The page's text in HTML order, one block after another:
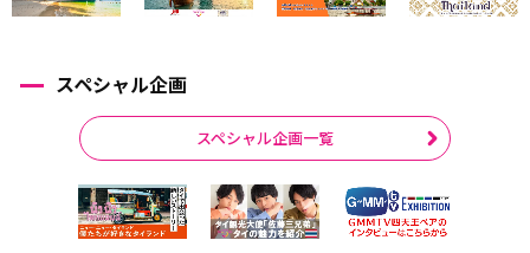
スペシャル企画
スペシャル企画一覧